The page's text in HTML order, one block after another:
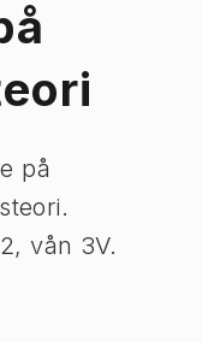
på
vån 3V.